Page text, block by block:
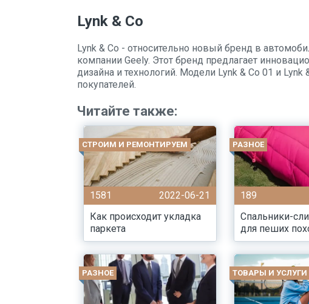
Lynk & Co
Lynk & Co - относительно новый бренд в
компании Geely. Этот бренд предлагает
дизайна и технологий. Модели Lynk & Co 01 и
покупателей.
Читайте также:
СТРОИМ И РЕМОНТИРУЕМ
1581
2022-06-21
Как происходит укладка
паркета
РАЗНОЕ
189
Спальники-
для пеших
РАЗНОЕ ТОВАРЫ И УСЛУГИ